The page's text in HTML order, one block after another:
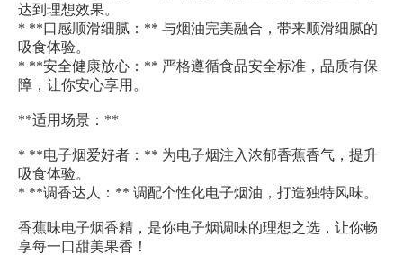
达到理想效果。
* **口感顺滑细腻：** 与烟油完美融合，带来顺滑细腻的
吸食体验。
* **安全健康放心：** 严格遵循食品安全标准，品质有保
障，让你安心享用。
**适用场景：**
* **电子烟爱好者：** 为电子烟注入浓郁香蕉香气，提升
吸食体验。
* **调香达人：** 调配个性化电子烟油，打造独特风味。
香蕉味电子烟香精，是你电子烟调味的理想之选，让你畅
享每一口甜美果香！